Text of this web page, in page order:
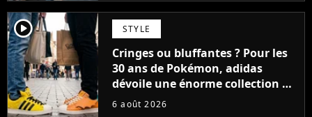
player2 STYLE
Cringes ou bluffantes ? Pour les
30 ans de Pokémon, adidas
dévoile une énorme collection de
sneakers et je ne sais pas quoi en
6 août 2026